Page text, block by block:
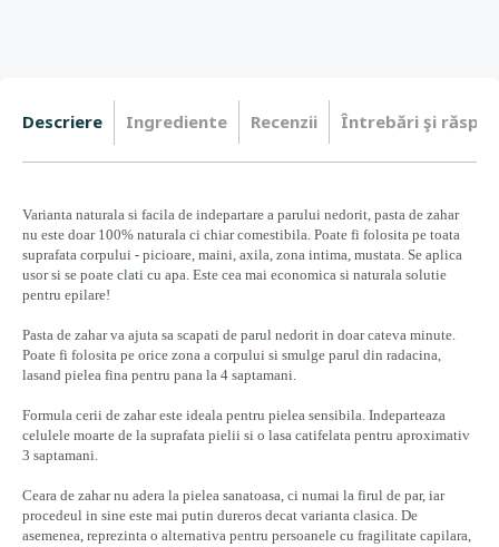
Descriere Ingrediente Recenzii Întrebări şi
Varianta naturala si facila de indepartare a parului nedorit, pasta de zahar
nu este doar 100% naturala ci chiar comestibila. Poate fi folosita pe toata
suprafata corpului - picioare, maini, axila, zona intima, mustata. Se aplica
usor si se poate clati cu apa. Este cea mai economica si naturala solutie
pentru epilare!
Pasta de zahar va ajuta sa scapati de parul nedorit in doar cateva minute.
Poate fi folosita pe orice zona a corpului si smulge parul din radacina,
lasand pielea fina pentru pana la 4 saptamani.
Formula cerii de zahar este ideala pentru pielea sensibila. Indeparteaza
celulele moarte de la suprafata pielii si o lasa catifelata pentru aproximativ
3 saptamani.
Ceara de zahar nu adera la pielea sanatoasa, ci numai la firul de par, iar
procedeul in sine este mai putin dureros decat varianta clasica. De
asemenea, reprezinta o alternativa pentru persoanele cu fragilitate capilara,